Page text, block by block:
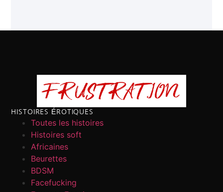
HISTOIRES ÉROTIQUES
Toutes les histoires
Histoires soft
Africaines
Beurettes
BDSM
Facefucking